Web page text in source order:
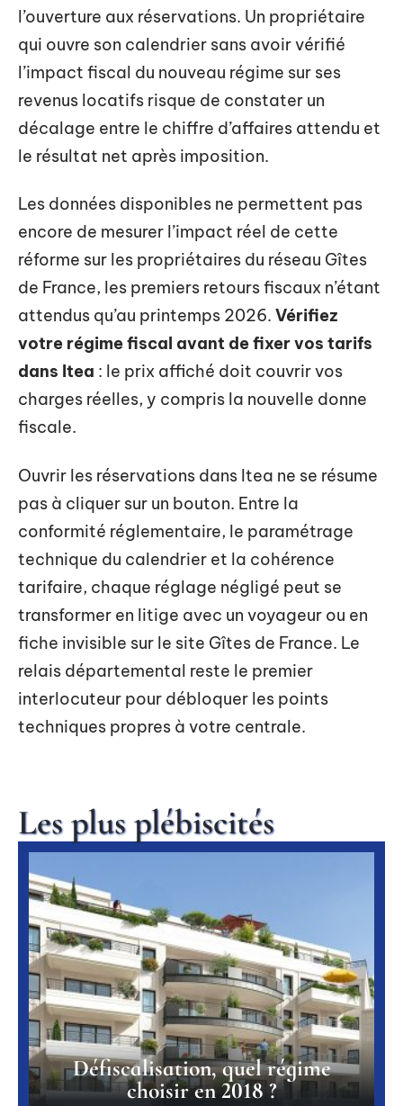
l’ouverture aux réservations. Un propriétaire
qui ouvre son calendrier sans avoir vérifié
l’impact fiscal du nouveau régime sur ses
revenus locatifs risque de constater un
décalage entre le chiffre d’affaires attendu et
le résultat net après imposition.
Les données disponibles ne permettent pas
encore de mesurer l’impact réel de cette
réforme sur les propriétaires du réseau Gîtes
de France, les premiers retours fiscaux n’étant
attendus qu’au printemps 2026. Vérifiez
votre régime fiscal avant de fixer vos tarifs
dans Itea : le prix affiché doit couvrir vos
charges réelles, y compris la nouvelle donne
fiscale.
Ouvrir les réservations dans Itea ne se résume
pas à cliquer sur un bouton. Entre la
conformité réglementaire, le paramétrage
technique du calendrier et la cohérence
tarifaire, chaque réglage négligé peut se
transformer en litige avec un voyageur ou en
fiche invisible sur le site Gîtes de France. Le
relais départemental reste le premier
interlocuteur pour débloquer les points
techniques propres à votre centrale.
Les plus plébiscités
Défiscalisation, quel régime
choisir en 2018 ?